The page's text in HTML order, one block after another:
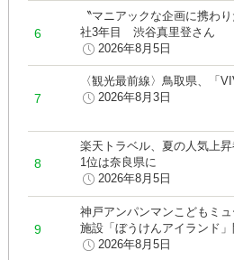
〝マニアックな企画に携わ
社3年目 渋谷真里登さん
2026年8月5日
〈観光最前線〉鳥取県、「
2026年8月3日
楽天トラベル、夏の人気上
1位は奈良県に
2026年8月5日
神戸アンパンマンこどもミ
施設「ぼうけんアイランド
2026年8月5日